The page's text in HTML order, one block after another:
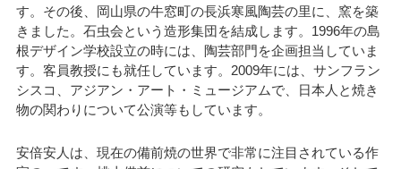
す。その後、岡山県の牛窓町の長浜寒風陶芸の里に、窯を築
きました。石虫会という造形集団を結成します。1996年の島
根デザイン学校設立の時には、陶芸部門を企画担当していま
す。客員教授にも就任しています。2009年には、サンフラン
シスコ、アジアン・アート・ミュージアムで、日本人と焼き
物の関わりについて公演等もしています。
安倍安人は、現在の備前焼の世界で非常に注目されている作